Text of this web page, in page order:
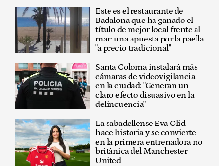
Este es el restaurante de
Badalona que ha ganado el
título de mejor local frente al
mar: una apuesta por la paella
"a precio tradicional"
Santa Coloma instalará más
cámaras de videovigilancia
en la ciudad: "Generan un
claro efecto disuasivo en la
delincuencia"
La sabadellense Eva Olid
hace historia y se convierte
en la primera entrenadora no
británica del Manchester
United